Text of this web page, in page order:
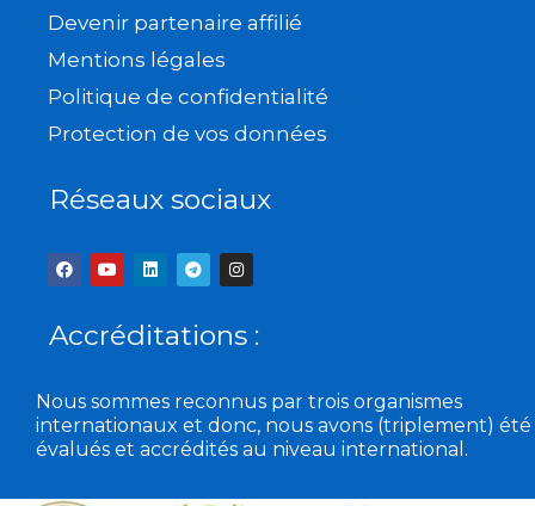
Devenir partenaire affilié
Mentions légales
Politique de confidentialité
Protection de vos données
Réseaux sociaux
F
a
b
o
Y
o
u
b
L
i
e
d
T
e
g
r
I
n
a
g
m
Accréditations :
Nous sommes reconnus par trois organismes
internationaux et donc, nous avons (triplement) été
évalués et accrédités au niveau international.